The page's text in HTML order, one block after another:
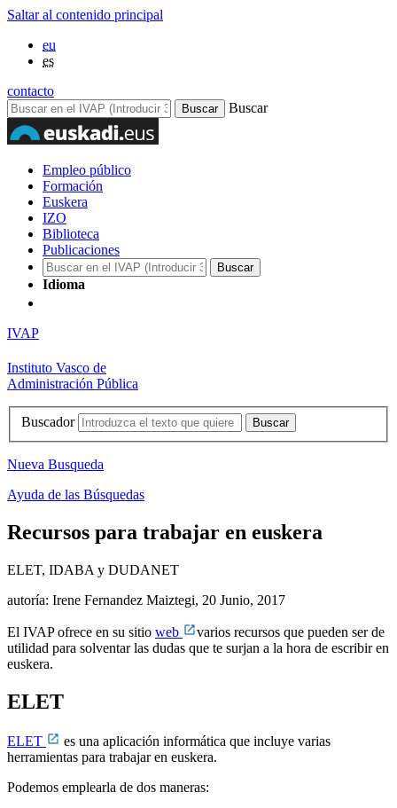
Saltar al contenido principal
eu
es
contacto
Buscar
Empleo público
Formación
Euskera
IZO
Biblioteca
Publicaciones
Idioma
IVAP
Instituto Vasco de
Administración Pública
Buscador
Nueva Busqueda
Ayuda de las Búsquedas
Recursos para trabajar en euskera
ELET, IDABA y DUDANET
autoría: Irene Fernandez Maiztegi, 20 Junio, 2017
El IVAP ofrece en su sitio web
varios recursos que pueden ser de
utilidad para solventar las dudas que te surjan a la hora de escribir en
euskera.
ELET
ELET
es una aplicación informática que incluye varias
herramientas para trabajar en euskera.
Podemos emplearla de dos maneras: